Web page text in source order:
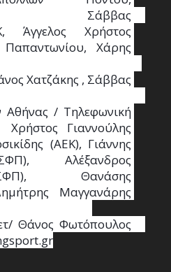
Σάββας
Άγγελος Χρήστος
Παπαντωνίου, Χάρης
Χατζάκης , Σάββας
Αθήνας / Τηλεφωνική
Γιαννούλης
(ΑΕΚ), Γιάννης
Αλέξανδρος
Θανάσης
Μαγγανάρης
Θάνος Φωτόπουλος